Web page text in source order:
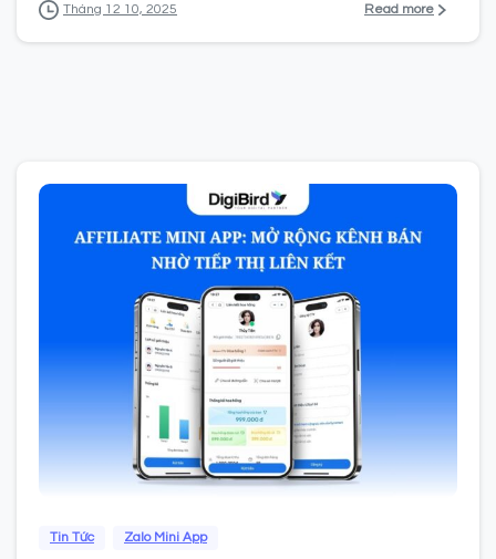
Tháng 12 10, 2025 Read more
Tin Tức Zalo Mini App